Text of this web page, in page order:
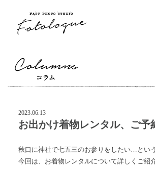
2023.06.13
お出かけ着物レンタル、ご予
秋口に神社で七五三のお参りをしたい…とい
今回は、お着物レンタルについて詳しくご紹